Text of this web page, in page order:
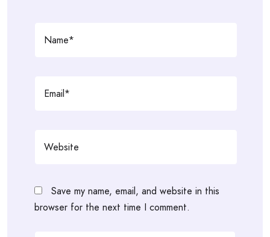
Save my name, email, and website in this
browser for the next time I comment.